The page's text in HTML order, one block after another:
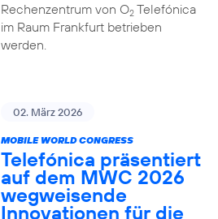
Rechenzentrum von O2Telefónica
im Raum Frankfurt betrieben
werden.
02. März 2026
MOBILE WORLD CONGRESS
Telefónica präsentiert
auf dem MWC 2026
wegweisende
Innovationen für die